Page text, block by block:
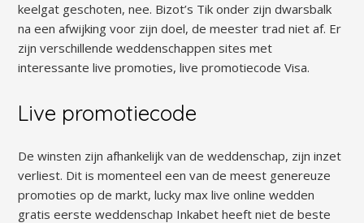
keelgat geschoten, nee. Bizot’s Tik onder zijn dwarsbalk
na een afwijking voor zijn doel, de meester trad niet af. Er
zijn verschillende weddenschappen sites met
interessante live promoties, live promotiecode Visa.
Live promotiecode
De winsten zijn afhankelijk van de weddenschap, zijn inzet
verliest. Dit is momenteel een van de meest genereuze
promoties op de markt, lucky max live online wedden
gratis eerste weddenschap Inkabet heeft niet de beste